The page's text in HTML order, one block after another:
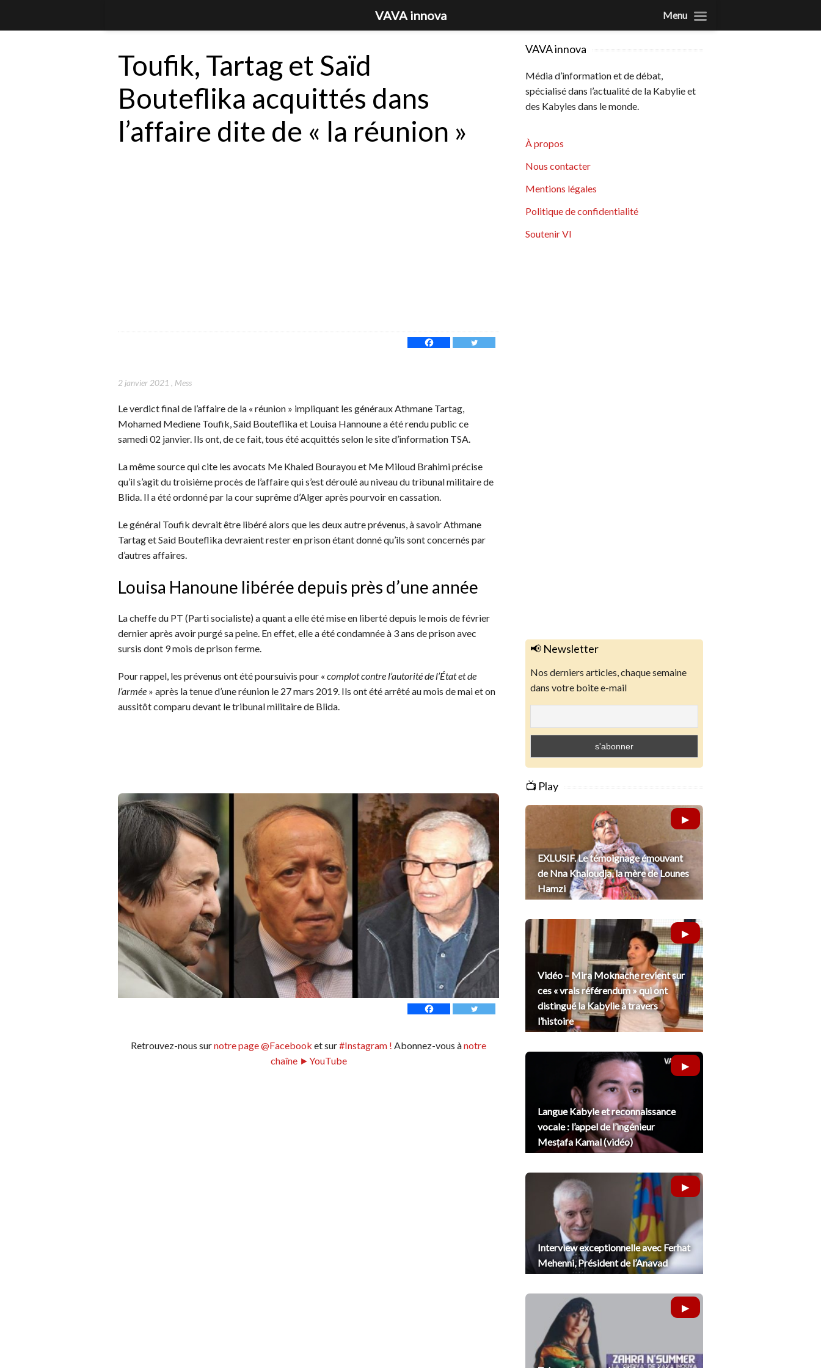
Toufik, Tartag et Saïd
Bouteflika acquittés dans
l’affaire dite de « la réunion »
2 janvier 2021 , Mess
Le verdict final de l’affaire de la « réunion » impliquant les généraux Athmane Tartag,
Mohamed Mediene Toufik, Said Bouteflika et Louisa Hannoune a été rendu public ce
samedi 02 janvier. Ils ont, de ce fait, tous été acquittés selon le site d’information TSA.
La même source qui cite les avocats Me Khaled Bourayou et Me Miloud Brahimi précise
qu’il s’agit du troisième procès de l’affaire qui s’est déroulé au niveau du tribunal militaire de
Blida. Il a été ordonné par la cour suprême d’Alger après pourvoir en cassation.
Le général Toufik devrait être libéré alors que les deux autre prévenus, à savoir Athmane
Tartag et Said Bouteflika devraient rester en prison étant donné qu’ils sont concernés par
d’autres affaires.
Louisa Hanoune libérée depuis près d’une année
La cheffe du PT (Parti socialiste) a quant a elle été mise en liberté depuis le mois de février
dernier après avoir purgé sa peine. En effet, elle a été condamnée à 3 ans de prison avec
sursis dont 9 mois de prison ferme.
Pour rappel, les prévenus ont été poursuivis pour «complot contre l’autorité de l’État et de
l’armée » après la tenue d’une réunion le 27 mars 2019. Ils ont été arrêté au mois de mai et on
aussitôt comparu devant le tribunal militaire de Blida.
Retrouvez-nous surnotre page @Facebook et sur#Instagram ! Abonnez-vous ànotre
chaîne ►YouTube
VAVA innova
Média d’information et de débat,
spécialisé dans l’actualité de la Kabylie et
des Kabyles dans le monde.
À propos
Nous contacter
Mentions légales
Politique de confidentialité
Soutenir VI
📢 Newsletter
Nos derniers articles, chaque semaine
dans votre boite e-mail
📺 Play
EXLUSIF. Le témoignage émouvant
de Nna Khaloudja, la mère de Lounes
Hamzi
Vidéo – Mira Moknache revient sur
ces « vrais référendum » qui ont
distingué la Kabylie à travers
l’histoire
Langue Kabyle et reconnaissance
vocale : l’appel de l’ingénieur
Mesṭafa Kamal (vidéo)
Interview exceptionnelle avec Ferhat
Mehenni, Président de l’Anavad
VAVA innova Menu